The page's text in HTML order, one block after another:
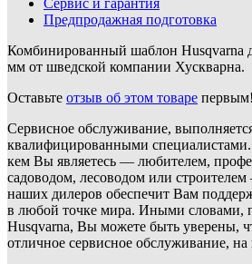
Предпродажная подготовка
Комбинированный шаблон Husqvarna
мм от шведской компании Хускварна.
Оставьте отзыв об этом товаре первым!
Сервисное обслуживание,
квалифицированными специалистами.
кем Вы являетесь — любителем,
садоводом, лесоводом или строителем
наших дилеров обеспечит Вам
в любой точке мира. Иными словами,
Husqvarna, Вы можете быть уверены,
отличное сервисное обслуживание, на